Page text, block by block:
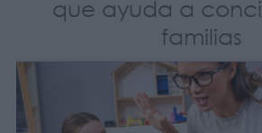
que ayuda a
familias